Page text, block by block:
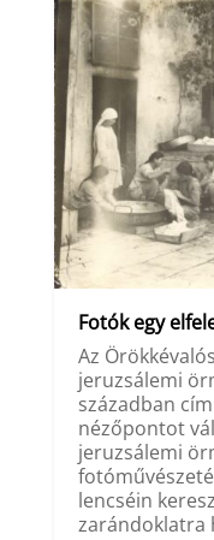
Fotók egy
Az
jeruzsálemi
században
nézőpontot
jeruzsálemi
lencséin
zarándoklatra